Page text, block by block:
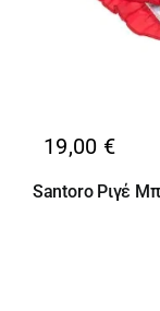
19,00 €
Santoro Ριγέ